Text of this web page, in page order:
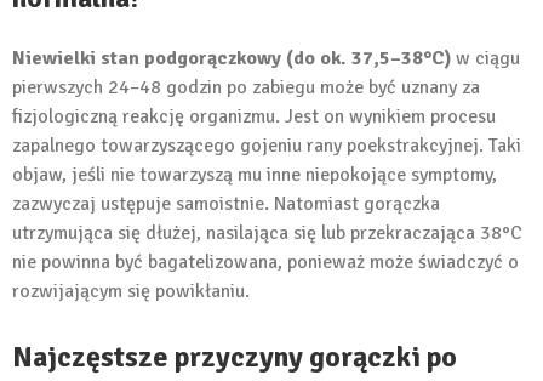
Niewielki stan podgorączkowy (do ok. 37,5–38°C) w ciągu
pierwszych 24–48 godzin po zabiegu może być uznany za
fizjologiczną reakcję organizmu. Jest on wynikiem procesu
zapalnego towarzyszącego gojeniu rany poekstrakcyjnej. Taki
objaw, jeśli nie towarzyszą mu inne niepokojące symptomy,
zazwyczaj ustępuje samoistnie. Natomiast gorączka
utrzymująca się dłużej, nasilająca się lub przekraczająca 38°C
nie powinna być bagatelizowana, ponieważ może świadczyć o
rozwijającym się powikłaniu.
Najczęstsze przyczyny gorączki po